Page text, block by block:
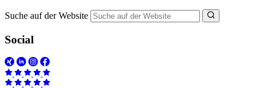
Suche auf der Website
Social